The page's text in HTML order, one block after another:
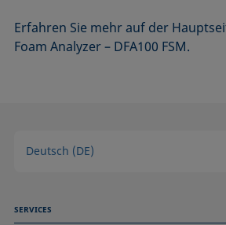
Erfahren Sie mehr auf der
Foam Analyzer – DFA100 FSM.
Deutsch (DE)
SERVICES